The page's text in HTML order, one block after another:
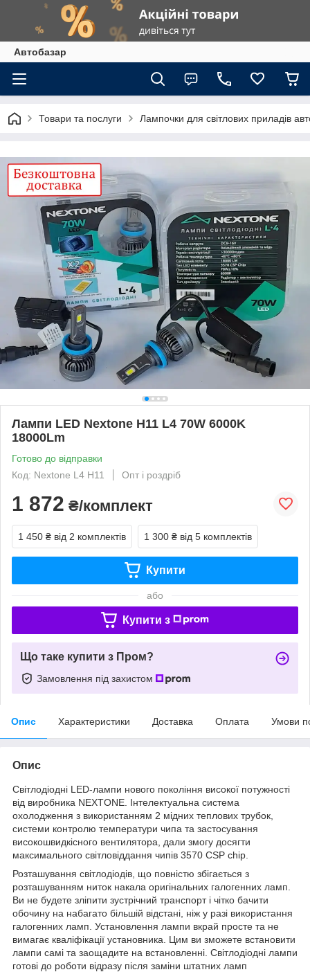
Автобазар
Товари та послуги Лампочки для світлових приладів
Лампи LED Nextone H11 L4 70W 6000K
18000Lm
Готово до відправки
Код: Nextone L4 H11
Опт і роздріб
1 872 ₴/комплект
1 450 ₴ від 2 комплектів 1 300 ₴ від 5 комплектів
Купити
або
Купити з
Що таке купити з Пром?
Замовлення під захистом
Опис Характеристики Доставка Оплата Умови
Опис
Світлодіодні LED-лампи нового покоління високої потужності
від виробника NEXTONE. Інтелектуальна система
охолодження з використанням 2 мідних теплових трубок,
системи контролю температури чипа та застосування
високошвидкісного вентилятора, дали змогу досягти
максимального світловіддання чипів 3570 CSP chip.
Розташування світлодіодів, що повністю збігається з
розташуванням ниток накала оригінальних галогенних ламп.
Ви не будете зліпити зустрічний транспорт і чітко бачити
обочину на набагато більшій відстані, ніж у разі використання
галогенних ламп. Установлення лампи вкрай просте та не
вимагає кваліфікації установника. Цим ви зможете встановити
лампи самі та заощадите на встановленні. Світлодіодні лампи
готові до роботи відразу після заміни штатних ламп